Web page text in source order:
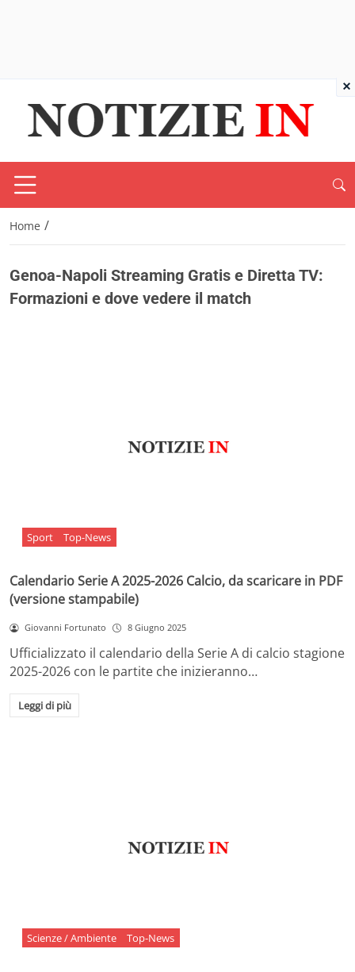
Home /
Genoa-Napoli Streaming Gratis e Diretta TV:
Formazioni e dove vedere il match
Sport Top-News
Calendario Serie A 2025-2026 Calcio, da scaricare in PDF
(versione stampabile)
Giovanni Fortunato 8 Giugno 2025
Ufficializzato il calendario della Serie A di calcio stagione
2025-2026 con le partite che inizieranno…
Leggi di più
Scienze / Ambiente Top-News
×